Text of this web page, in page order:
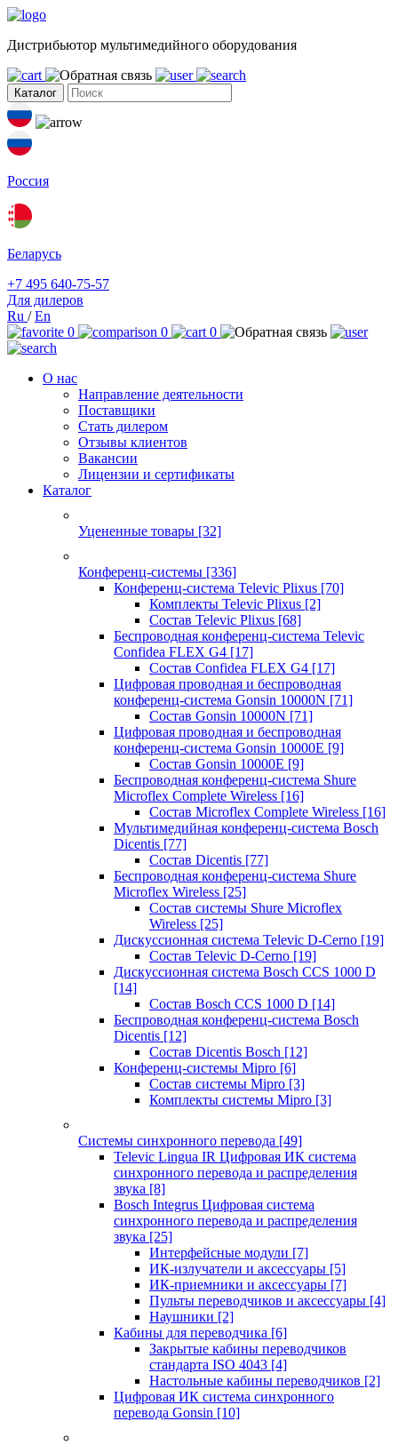
Дистрибьютор мультимедийного оборудования
Каталог
Россия
Беларусь
+7 495 640-75-57
Для дилеров
Ru /En
0
0 0
О нас
Направление деятельности
Поставщики
Стать дилером
Отзывы клиентов
Вакансии
Лицензии и сертификаты
Каталог
Уцененные товары [32]
Конференц-системы [336]
Конференц-система Televic Plixus [70]
Комплекты Televic Plixus [2]
Состав Televic Plixus [68]
Беспроводная конференц-система Televic
Confidea FLEX G4 [17]
Состав Confidea FLEX G4 [17]
Цифровая проводная и беспроводная
конференц-система Gonsin 10000N [71]
Состав Gonsin 10000N [71]
Цифровая проводная и беспроводная
конференц-система Gonsin 10000E [9]
Состав Gonsin 10000E [9]
Беспроводная конференц-система Shure
Microflex Complete Wireless [16]
Состав Microflex Complete Wireless [16]
Мультимедийная конференц-система Bosch
Dicentis [77]
Состав Dicentis [77]
Беспроводная конференц-система Shure
Microflex Wireless [25]
Состав системы Shure Microflex
Wireless [25]
Дискуссионная система Televic D-Cerno [19]
Состав Televic D-Cerno [19]
Дискуссионная система Bosch CCS 1000 D
[14]
Состав Bosch CCS 1000 D [14]
Беспроводная конференц-система Bosch
Dicentis [12]
Состав Dicentis Bosch [12]
Конференц-системы Mipro [6]
Состав системы Mipro [3]
Комплекты системы Mipro [3]
Системы синхронного перевода [49]
Televic Lingua IR Цифровая ИК система
синхронного перевода и распределения
звука [8]
Bosch Integrus Цифровая система
синхронного перевода и распределения
звука [25]
Интерфейсные модули [7]
ИК-излучатели и аксессуары [5]
ИК-приемники и аксессуары [7]
Пульты переводчиков и аксессуары [4]
Наушники [2]
Кабины для переводчика [6]
Закрытые кабины переводчиков
стандарта ISO 4043 [4]
Настольные кабины переводчиков [2]
Цифровая ИК система синхронного
перевода Gonsin [10]